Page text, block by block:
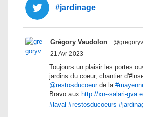
#jardinage
Grégory Vaudolon
21 Avr 2023
Toujours un plaisir les portes
jardins du coeur, chantier
@restosducoeurde la
Bravo aux http://xn--salari-
#laval #restosducoeurs